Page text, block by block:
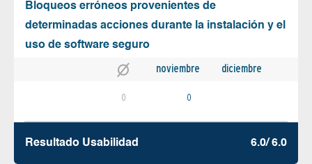
Bloqueos erróneos provenientes de
determinadas acciones durante la instalación y el
uso de software seguro
noviembre diciembre
0 0
Resultado Usabilidad 6.0/ 6.0